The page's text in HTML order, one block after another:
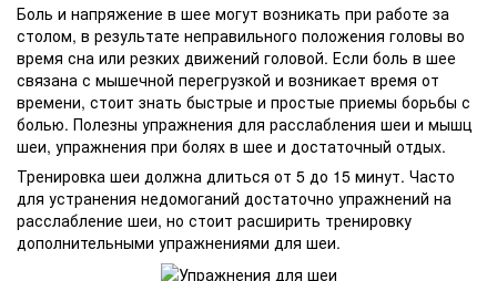
Боль и напряжение в шее могут возникать при работе за
столом, в результате неправильного положения головы во
время сна или резких движений головой. Если боль в шее
связана с мышечной перегрузкой и возникает время от
времени, стоит знать быстрые и простые приемы борьбы с
болью. Полезны упражнения для расслабления шеи и мышц
шеи, упражнения при болях в шее и достаточный отдых.
Тренировка шеи должна длиться от 5 до 15 минут. Часто
для устранения недомоганий достаточно упражнений на
расслабление шеи, но стоит расширить тренировку
дополнительными упражнениями для шеи.